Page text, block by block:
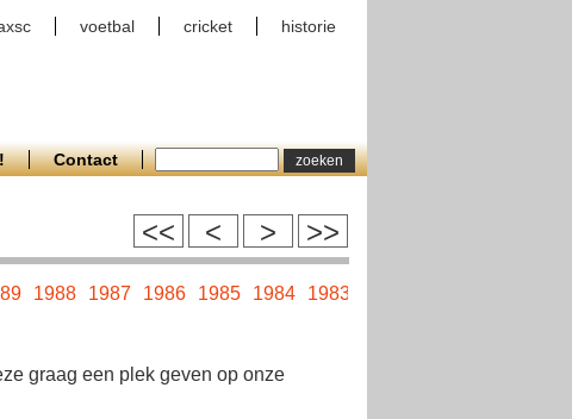
voetbal cricket historie
Contact
<< < > >>
1988 1987 1986 1985 1984 1983
graag een plek geven op onze